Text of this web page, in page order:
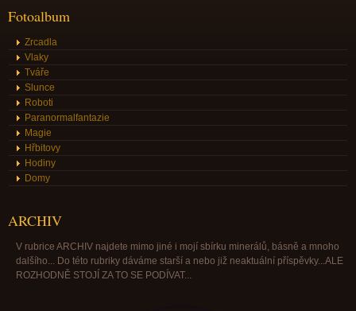
Fotoalbum
Zrcadla
Vlaky
Tváře
Slunce
Roboti
Paranormalfantazie
Magie
Hřbitovy
Hodiny
Domy
ARCHIV
V rubrice ARCHIV najdete mimo jiné i mojí sbírku minerálů, básně a mnoho
dalšího... Do této rubriky dáváme starší a nebo již neaktuální příspěvky...ALE
ROZHODNĚ STOJÍ ZA TO SE PODÍVAT...